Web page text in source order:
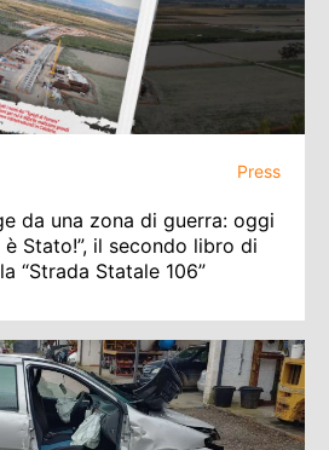
Press
da una zona di guerra: oggi
Stato!”, il secondo libro di
“Strada Statale 106”